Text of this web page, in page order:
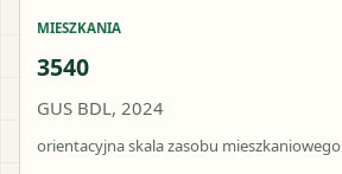
MIESZKANIA
3540
GUS BDL, 2024
orientacyjna skala zasobu mieszkaniowego